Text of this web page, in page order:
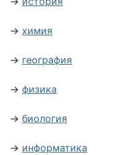
→ химия
→ география
→ физика
→ биология
→ информатика